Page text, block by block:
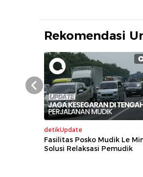
Rekomendasi
detikUpdate
Fasilitas Posko Mudik Le
Solusi Relaksasi Pemudik
Prev